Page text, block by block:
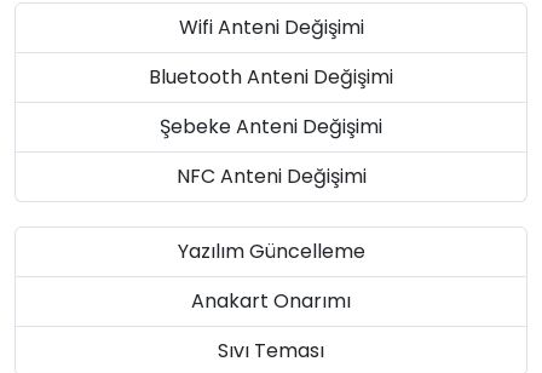
Wifi Anteni Değişimi
Bluetooth Anteni Değişimi
Şebeke Anteni Değişimi
NFC Anteni Değişimi
Yazılım Güncelleme
Anakart Onarımı
Sıvı Teması